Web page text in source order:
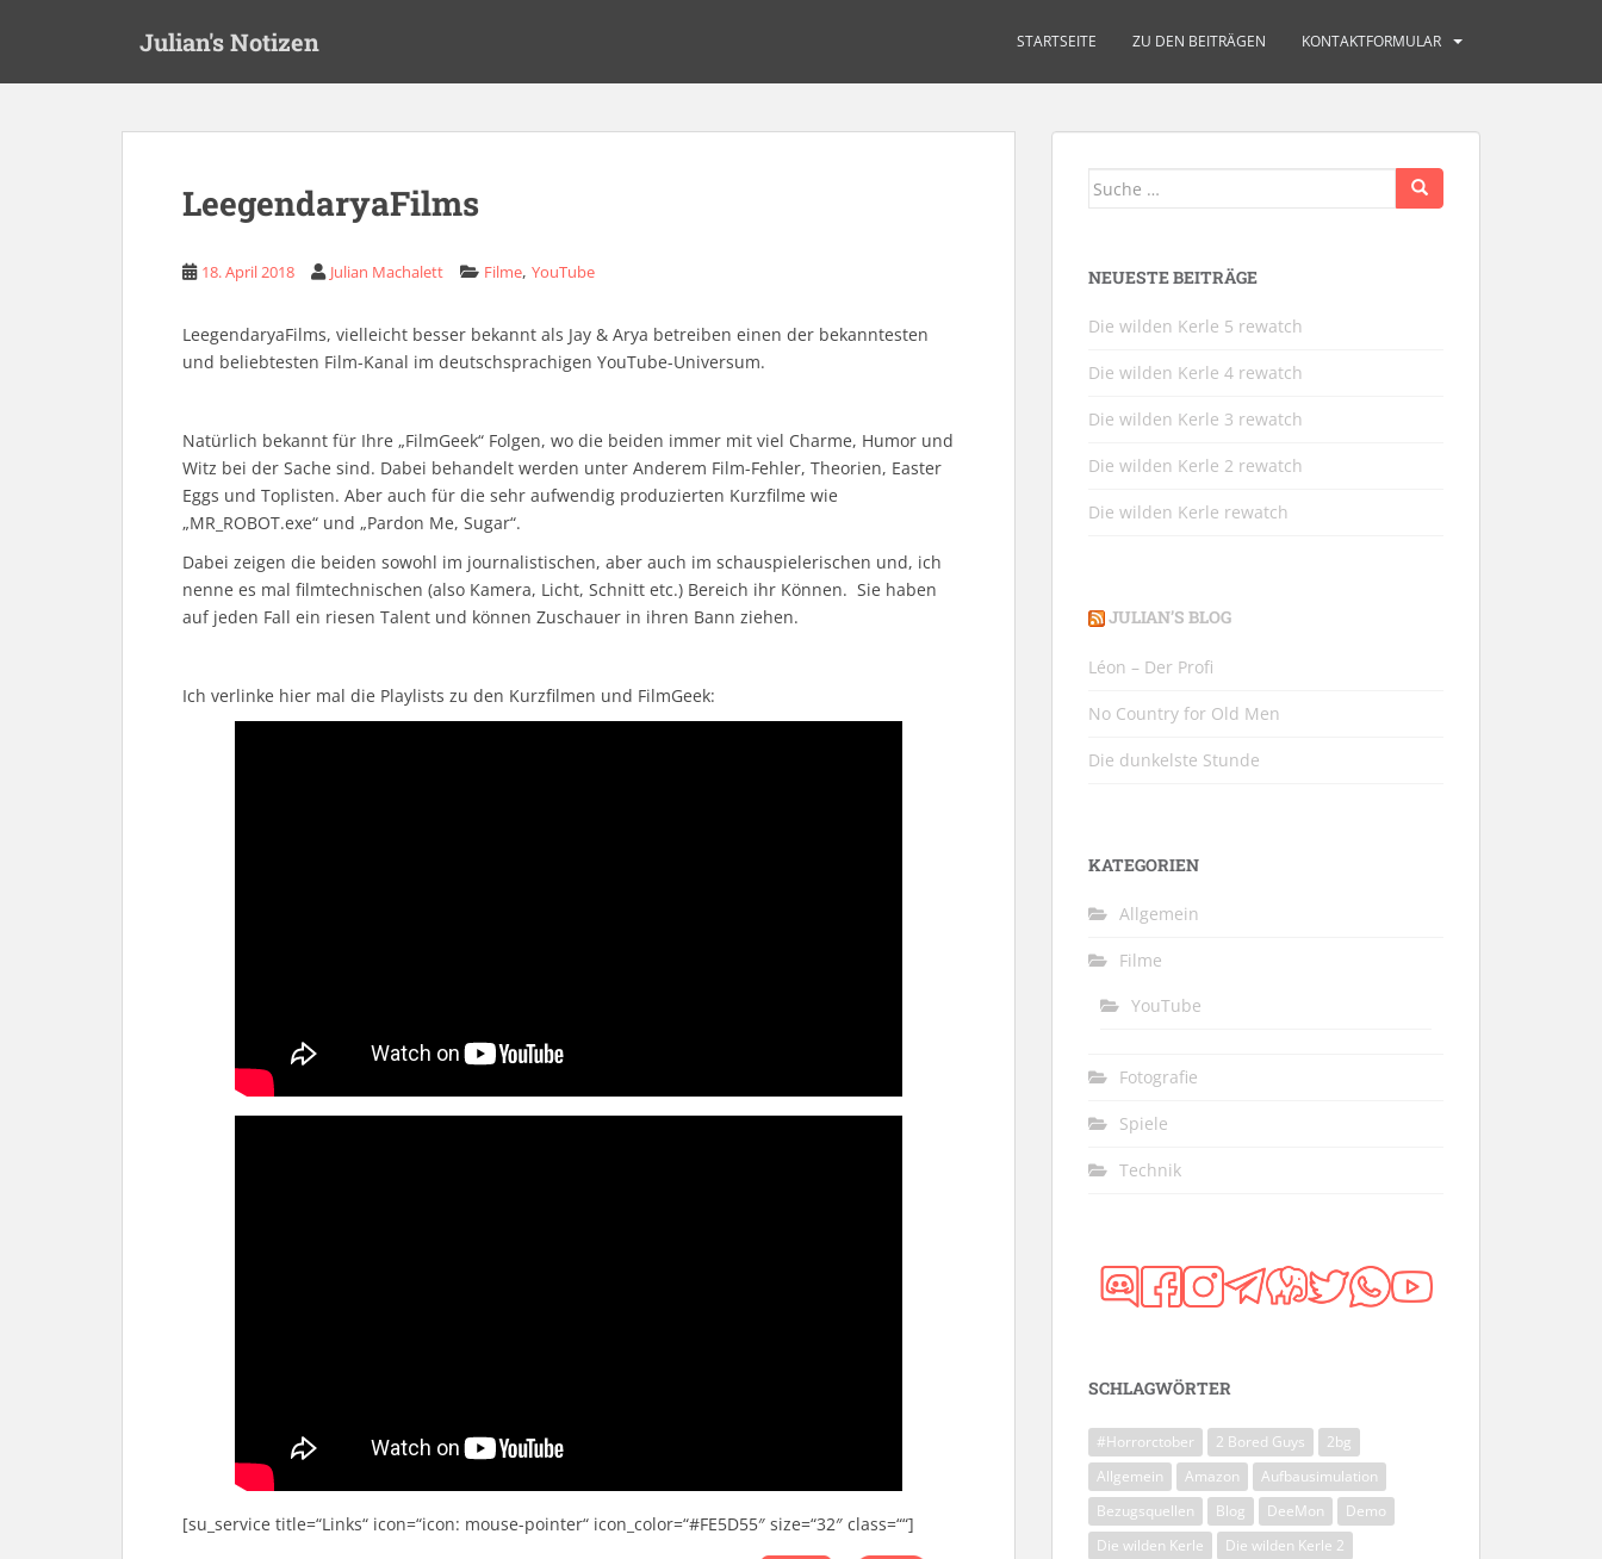
Julian's Notizen STARTSEITE ZU DEN BEITRÄGEN KONTAKTFORMULAR
LeegendaryaFilms
18. April 2018 Julian Machalett Filme, YouTube
LeegendaryaFilms, vielleicht besser bekannt als Jay & Arya betreiben einen der bekanntesten
und beliebtesten Film-Kanal im deutschsprachigen YouTube-Universum.
Natürlich bekannt für Ihre „FilmGeek“ Folgen, wo die beiden immer mit viel Charme, Humor und
Witz bei der Sache sind. Dabei behandelt werden unter Anderem Film-Fehler, Theorien, Easter
Eggs und Toplisten. Aber auch für die sehr aufwendig produzierten Kurzfilme wie
„MR_ROBOT.exe“ und „Pardon Me, Sugar“.
Dabei zeigen die beiden sowohl im journalistischen, aber auch im schauspielerischen und, ich
nenne es mal filmtechnischen (also Kamera, Licht, Schnitt etc.) Bereich ihr Können. Sie haben
auf jeden Fall ein riesen Talent und können Zuschauer in ihren Bann ziehen.
Ich verlinke hier mal die Playlists zu den Kurzfilmen und FilmGeek:
[su_service title=“Links“ icon=“icon: mouse-pointer“ icon_color=“#FE5D55″ size=“32″ class=““]
Suche
NEUESTE BEITRÄGE
Die wilden Kerle 5 rewatch
Die wilden Kerle 4 rewatch
Die wilden Kerle 3 rewatch
Die wilden Kerle 2 rewatch
Die wilden Kerle rewatch
JULIAN’S BLOG
Léon – Der Profi
No Country for Old Men
Die dunkelste Stunde
KATEGORIEN
Allgemein
Filme
YouTube
Fotografie
Spiele
Technik
SCHLAGWÖRTER
#Horrorctober 2 Bored Guys
2bg
Allgemein
Amazon
Aufbausimulation
Bezugsquellen
Blog DeeMon
Demo
Die wilden Kerle
Die wilden Kerle 2